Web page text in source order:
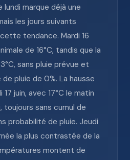
lundi marque déjà une
les jours suivants
tendance. Mardi 16
de 16°C, tandis que la
sans pluie prévue et
pluie de 0%. La hausse
juin, avec 17°C le matin
toujours sans cumul de
probabilité de pluie. Jeudi
la plus contrastée de la
montent de